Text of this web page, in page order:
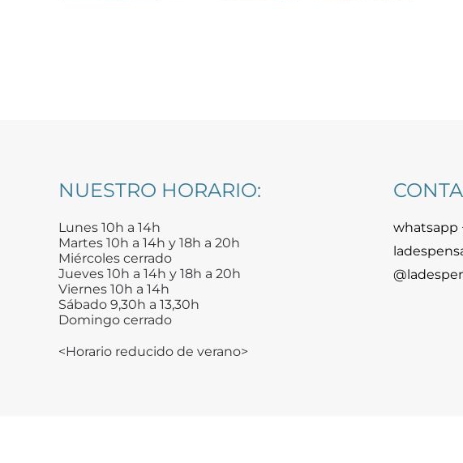
NUESTRO HORARIO:
Lunes 10h a 14h
Martes 10h a 14h y 18h a 20h
Miércoles cerrado
Jueves 10h a 14h y 18h a 20h
Viernes 10h a 14h
Sábado 9,30h a 13,30h
Domingo cerrado
<Horario reducido de verano>
whatsapp